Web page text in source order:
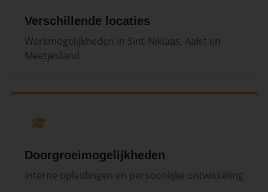
Verschillende locaties
Werkmogelijkheden in Sint-Niklaas, Aalst en
Meetjesland
Doorgroeimogelijkheden
Interne opleidingen en persoonlijke ontwikkeling